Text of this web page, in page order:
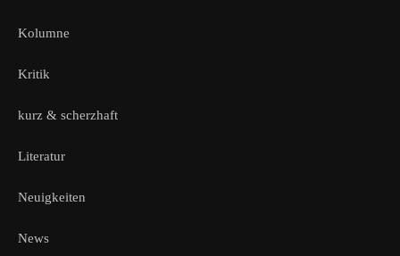
Kolumne
Kritik
kurz & scherzhaft
Literatur
Neuigkeiten
News